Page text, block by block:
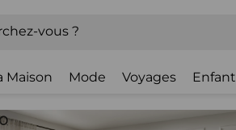
Maison Mode Voyages Enfant
Zoom